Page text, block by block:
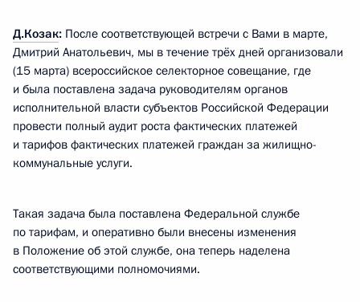
Д.Козак: После соответствующей встречи с Вами в марте,
Дмитрий Анатольевич, мы в течение трёх дней организовали
(15 марта) всероссийское селекторное совещание, где
и была поставлена задача руководителям органов
исполнительной власти субъектов Российской Федерации
провести полный аудит роста фактических платежей
и тарифов фактических платежей граждан за жилищно-
коммунальные услуги.
Такая задача была поставлена Федеральной службе
по тарифам, и оперативно были внесены изменения
в Положение об этой службе, она теперь наделена
соответствующими полномочиями.